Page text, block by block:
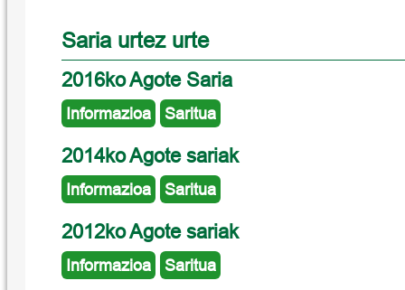
Saria urtez urte
2016ko Agote Saria
Informazioa Saritua
2014ko Agote sariak
Informazioa Saritua
2012ko Agote sariak
Informazioa Saritua